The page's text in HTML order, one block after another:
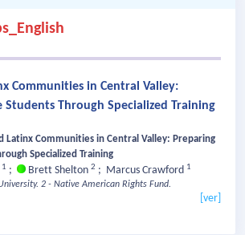
Communities in Central Valley:
Students Through Specialized Training
Latinx Communities in Central Valley: Preparing
Specialized Training
1 ; Brett Shelton 2 ; Marcus Crawford 1
2 - Native American Rights Fund.
[ver]